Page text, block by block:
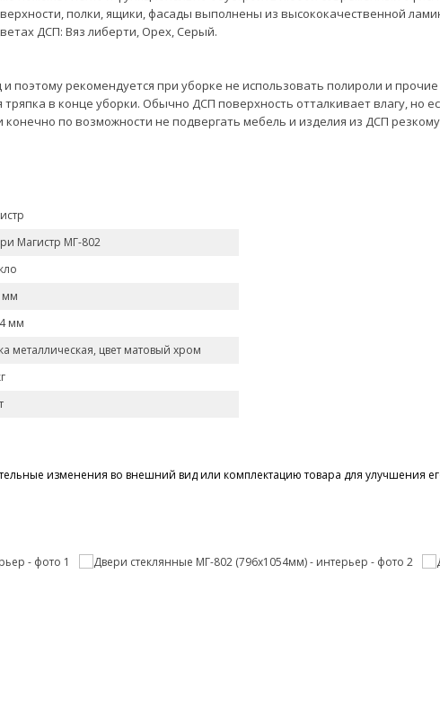
полки, ящики, фасады выполнены из высококачественной
ДСП: Вяз либерти, Орех, Серый.
рекомендуется при уборке не использовать полироли и
в конце уборки. Обычно ДСП поверхность отталкивает влагу, но
конечно по возможности не подвергать мебель и изделия из ДСП
Магистр МГ-802
мм
мм
металлическая, цвет матовый хром
изменения во внешний вид или комплектацию товара для улучшения